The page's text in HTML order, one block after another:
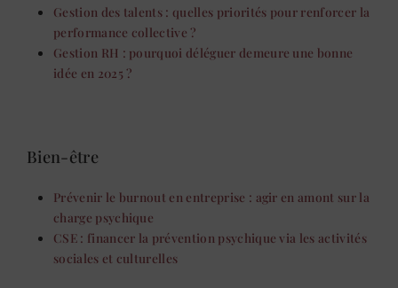
Gestion des talents : quelles priorités pour renforcer la
performance collective ?
Gestion RH : pourquoi déléguer demeure une bonne
idée en 2025 ?
Bien-être
Prévenir le burnout en entreprise : agir en amont sur la
charge psychique
CSE : financer la prévention psychique via les activités
sociales et culturelles